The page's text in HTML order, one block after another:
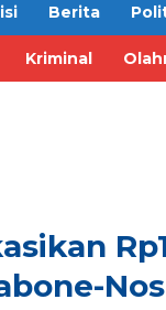
Berita
Kriminal